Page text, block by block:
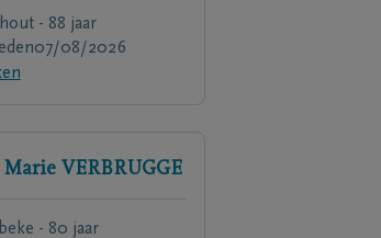
- 88 jaar
07/08/2026
Marie VERBRUGGE
- 80 jaar